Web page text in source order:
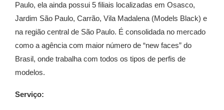
Paulo, ela ainda possui 5 filiais localizadas em Osasco,
Jardim São Paulo, Carrão, Vila Madalena (Models Black) e
na região central de São Paulo. É consolidada no mercado
como a agência com maior número de “new faces” do
Brasil, onde trabalha com todos os tipos de perfis de
modelos.
Serviço: